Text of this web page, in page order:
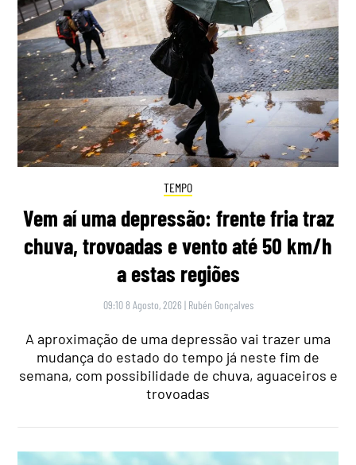
TEMPO
Vem aí uma depressão: frente fria traz
chuva, trovoadas e vento até 50 km/h
a estas regiões
09:10 8 Agosto, 2026 | Rubén Gonçalves
A aproximação de uma depressão vai trazer uma
mudança do estado do tempo já neste fim de
semana, com possibilidade de chuva, aguaceiros e
trovoadas